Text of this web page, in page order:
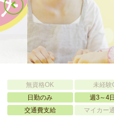
無資格OK 未経験
日勤のみ
週3～4
交通費支給
マイカー